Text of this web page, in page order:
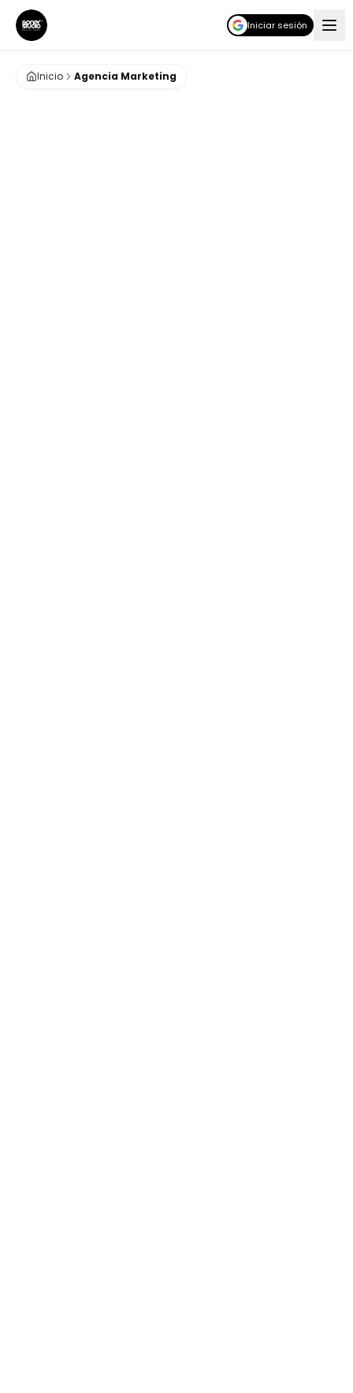
Iniciar sesión
Inicio Agencia Marketing